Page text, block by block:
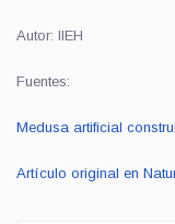
Autor: IIEH
Fuentes:
Medusa artificial
Artículo original en